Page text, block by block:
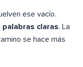
ese vacío.
palabras claras. La
se hace más